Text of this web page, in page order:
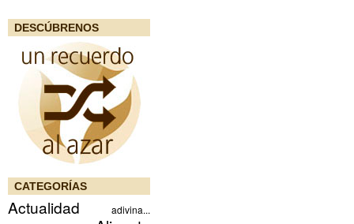
DESCÚBRENOS
CATEGORÍAS
Actualidad adivina...